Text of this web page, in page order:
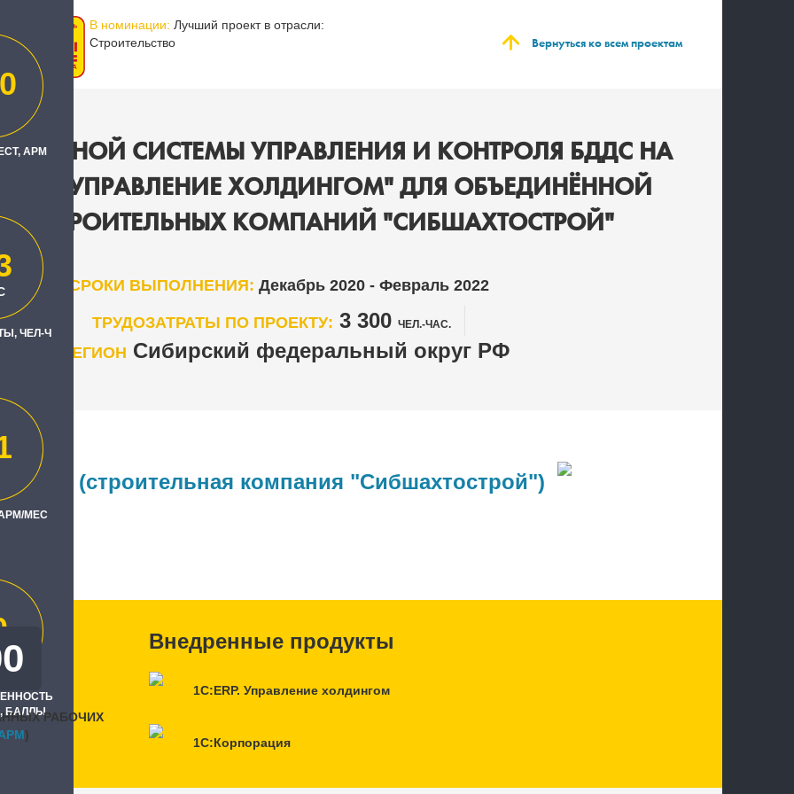
В номинации: Лучший проект в отрасли:
Строительство
Вернуться ко всем проектам
ЕДИНОЙ СИСТЕМЫ УПРАВЛЕНИЯ И КОНТРОЛЯ БДДС НА
УПРАВЛЕНИЕ ХОЛДИНГОМ" ДЛЯ ОБЪЕДИНЁННОЙ
СТРОИТЕЛЬНЫХ КОМПАНИЙ "СИБШАХТОСТРОЙ"
СРОКИ ВЫПОЛНЕНИЯ: Декабрь 2020 - Февраль 2022
ТРУДОЗАТРАТЫ ПО ПРОЕКТУ: 3 300 ЧЕЛ.-ЧАС.
РЕГИОН Сибирский федеральный округ РФ
АРМ
ЧЕЛ-Ч
МЕС
БАЛЛЫ
№6" (строительная компания "Сибшахтострой")
РАБОЧИХ
)
Внедренные продукты
1С:ERP. Управление холдингом
1С:Корпорация